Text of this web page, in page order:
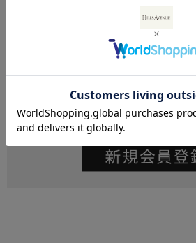
メールアドレスとパスワードを登録しておく